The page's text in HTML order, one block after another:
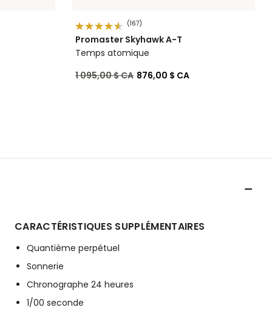
(167)
Promaster Skyhawk A-T
Temps atomique
Prix réduit de
1 095,00 $ CAà876,00 $ CA
CARACTÉRISTIQUES SUPPLÉMENTAIRES
Quantième perpétuel
Sonnerie
Chronographe 24 heures
1/00 seconde